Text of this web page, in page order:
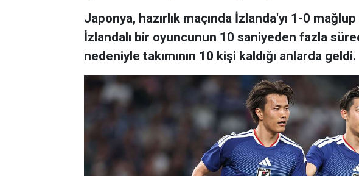
Japonya, hazırlık maçında İzlanda'yı 1-0
İzlandalı bir oyuncunun 10 saniyeden fazla
nedeniyle takımının 10 kişi kaldığı anlarda geldi.